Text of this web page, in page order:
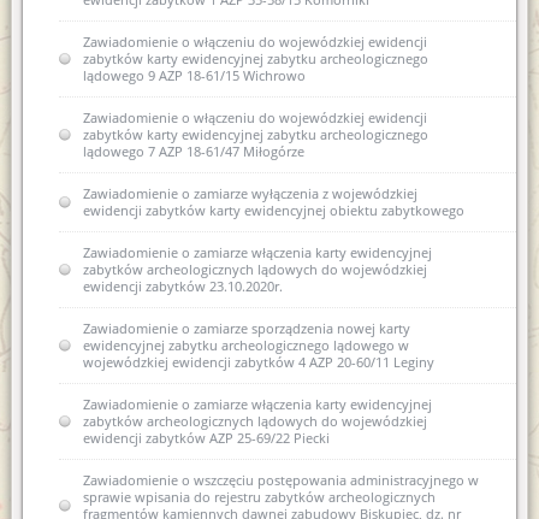
Zawiadomienie o włączeniu do wojewódzkiej ewidencji
zabytków karty ewidencyjnej zabytku archeologicznego
lądowego 9 AZP 18-61/15 Wichrowo
Zawiadomienie o włączeniu do wojewódzkiej ewidencji
zabytków karty ewidencyjnej zabytku archeologicznego
lądowego 7 AZP 18-61/47 Miłogórze
Zawiadomienie o zamiarze wyłączenia z wojewódzkiej
ewidencji zabytków karty ewidencyjnej obiektu zabytkowego
Zawiadomienie o zamiarze włączenia karty ewidencyjnej
zabytków archeologicznych lądowych do wojewódzkiej
ewidencji zabytków 23.10.2020r.
Zawiadomienie o zamiarze sporządzenia nowej karty
ewidencyjnej zabytku archeologicznego lądowego w
wojewódzkiej ewidencji zabytków 4 AZP 20-60/11 Leginy
Zawiadomienie o zamiarze włączenia karty ewidencyjnej
zabytków archeologicznych lądowych do wojewódzkiej
ewidencji zabytków AZP 25-69/22 Piecki
Zawiadomienie o wszczęciu postępowania administracyjnego w
sprawie wpisania do rejestru zabytków archeologicznych
fragmentów kamiennych dawnej zabudowy Biskupiec, dz. nr